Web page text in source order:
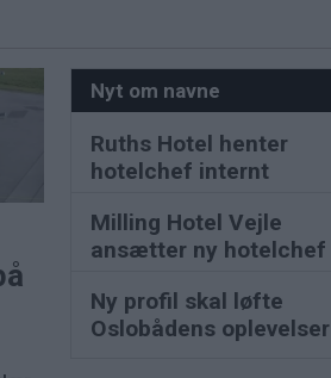
Nyt om navne
Ruths Hotel henter
hotelchef internt
Milling Hotel Vejle
ansætter ny hotelchef
Ny profil skal løfte
Oslobådens oplevelser